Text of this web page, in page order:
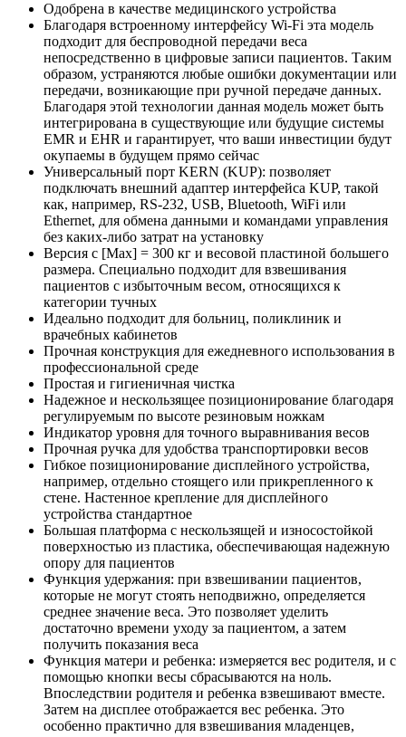
Одобрена в качестве медицинского устройства
Благодаря встроенному интерфейсу Wi-Fi эта модель
подходит для беспроводной передачи веса
непосредственно в цифровые записи пациентов. Таким
образом, устраняются любые ошибки документации или
передачи, возникающие при ручной передаче данных.
Благодаря этой технологии данная модель может быть
интегрирована в существующие или будущие системы
EMR и EHR и гарантирует, что ваши инвестиции будут
окупаемы в будущем прямо сейчас
Универсальный порт KERN (KUP): позволяет
подключать внешний адаптер интерфейса KUP, такой
как, например, RS-232, USB, Bluetooth, WiFi или
Ethernet, для обмена данными и командами управления
без каких-либо затрат на установку
Версия с [Max] = 300 кг и весовой пластиной большего
размера. Специально подходит для взвешивания
пациентов с избыточным весом, относящихся к
категории тучных
Идеально подходит для больниц, поликлиник и
врачебных кабинетов
Прочная конструкция для ежедневного использования в
профессиональной среде
Простая и гигиеничная чистка
Надежное и нескользящее позиционирование благодаря
регулируемым по высоте резиновым ножкам
Индикатор уровня для точного выравнивания весов
Прочная ручка для удобства транспортировки весов
Гибкое позиционирование дисплейного устройства,
например, отдельно стоящего или прикрепленного к
стене. Настенное крепление для дисплейного
устройства стандартное
Большая платформа с нескользящей и износостойкой
поверхностью из пластика, обеспечивающая надежную
опору для пациентов
Функция удержания: при взвешивании пациентов,
которые не могут стоять неподвижно, определяется
среднее значение веса. Это позволяет уделить
достаточно времени уходу за пациентом, а затем
получить показания веса
Функция матери и ребенка: измеряется вес родителя, и с
помощью кнопки весы сбрасываются на ноль.
Впоследствии родителя и ребенка взвешивают вместе.
Затем на дисплее отображается вес ребенка. Это
особенно практично для взвешивания младенцев,